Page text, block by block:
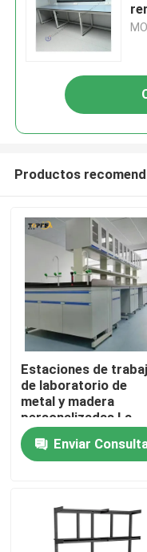
Inicio
Productos
Sobre nosotros
Productos
Estaciones de
de laboratorio de
metal y madera
personalizadas La
solución perfecta
para sus
de espacio de
Enviar